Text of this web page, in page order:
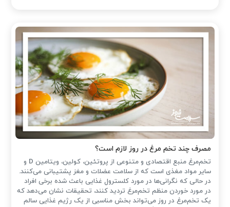
مصرف چند تخم مرغ در روز لازم است؟
تخم‌مرغ منبع اقتصادی و متنوعی از پروتئین، کولین، ویتامین D و
سایر مواد مغذی است که از سلامت عضلات و مغز پشتیبانی می‌کنند.
در حالی که نگرانی‌ها در مورد کلسترول غذایی باعث شده ‌برخی افراد
در مورد خوردن منظم تخم‌مرغ تردید کنند، تحقیقات نشان می‌دهد که
یک تخم‌مرغ در روز می‌تواند بخش مناسبی از یک رژیم غذایی سالم